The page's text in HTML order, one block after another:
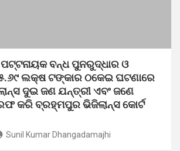
ବନ୍ଧ ପୁନରୁଦ୍ଧାର ଓ
ଲକ୍ଷ ଟଙ୍କାର ଠକେଇ ଘଟଣାରେ
ଦୁଇ ଜଣ ଯନ୍ତ୍ରୀ ଏବଂ ଜଣେ
କରି ବ୍ରହ୍ମପୁର ଭିଜିଲାନ୍ସ କୋର୍ଟ
Sunil Kumar Dhangadamajhi